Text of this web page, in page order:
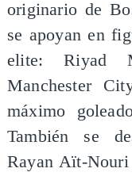
originario de
se apoyan en
elite: Riyad
Manchester
máximo
También se
Rayan Aït-